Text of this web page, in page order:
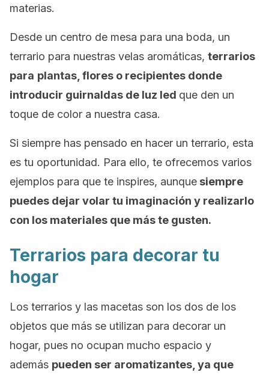
materias.
Desde un centro de mesa para una boda, un
terrario para nuestras velas aromáticas, terrarios
para plantas, flores o recipientes donde
introducir guirnaldas de luz led que den un
toque de color a nuestra casa.
Si siempre has pensado en hacer un terrario, esta
es tu oportunidad. Para ello, te ofrecemos varios
ejemplos para que te inspires, aunque siempre
puedes dejar volar tu imaginación y realizarlo
con los materiales que más te gusten.
Terrarios para decorar tu
hogar
Los terrarios y las macetas son los dos de los
objetos que más se utilizan para decorar un
hogar, pues no ocupan mucho espacio y
además pueden ser aromatizantes, ya que